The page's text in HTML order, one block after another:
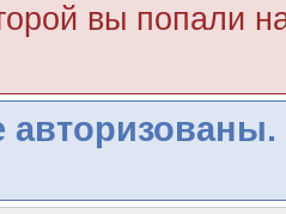
вы попали